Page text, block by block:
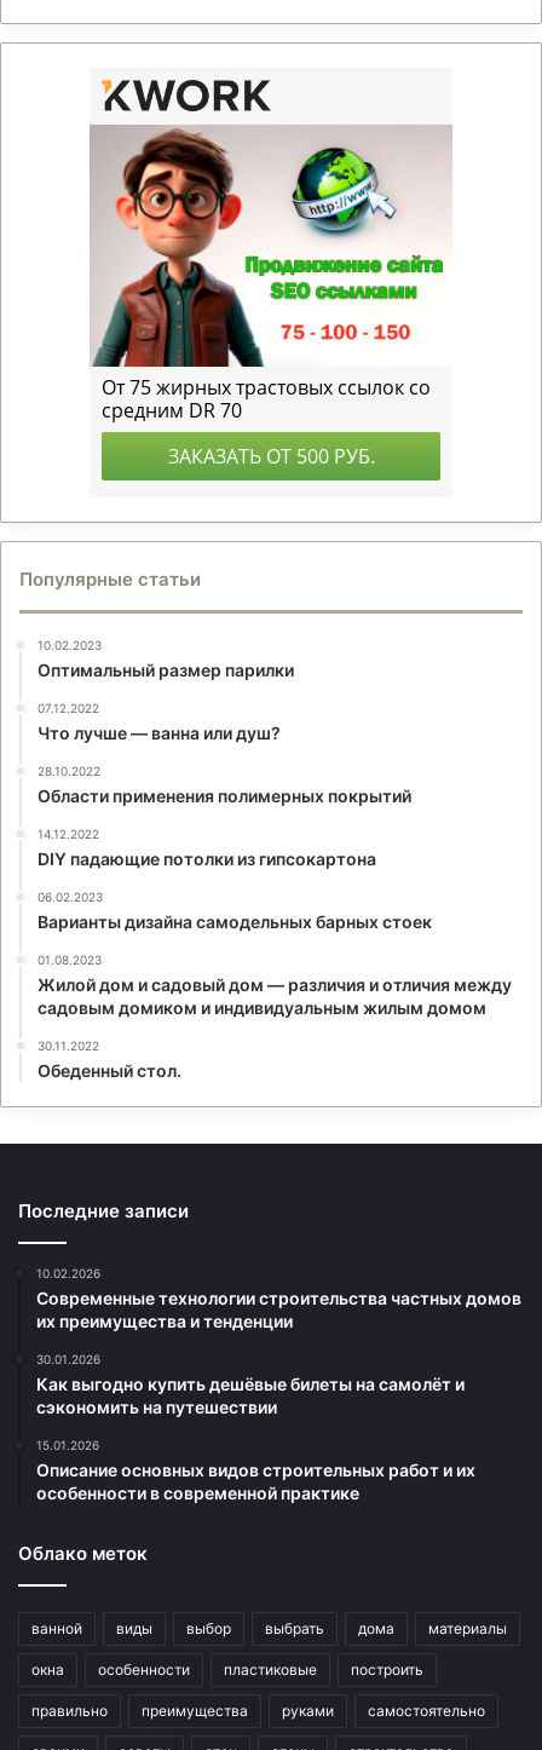
Популярные статьи
10.02.2023
Оптимальный размер парилки
07.12.2022
Что лучше — ванна или душ?
28.10.2022
Области применения полимерных покрытий
14.12.2022
DIY падающие потолки из гипсокартона
06.02.2023
Варианты дизайна самодельных барных стоек
01.08.2023
Жилой дом и садовый дом — различия и отличия между
садовым домиком и индивидуальным жилым домом
30.11.2022
Обеденный стол.
Последние записи
10.02.2026
Современные технологии строительства частных домов
их преимущества и тенденции
30.01.2026
Как выгодно купить дешёвые билеты на самолёт и
сэкономить на путешествии
15.01.2026
Описание основных видов строительных работ и их
особенности в современной практике
Облако меток
ванной виды выбор выбрать дома материалы
окна особенности пластиковые построить
правильно преимущества руками самостоятельно